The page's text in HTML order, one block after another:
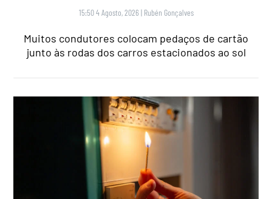
15:50 4 Agosto, 2026 | Rubén Gonçalves
Muitos condutores colocam pedaços de cartão
junto às rodas dos carros estacionados ao sol